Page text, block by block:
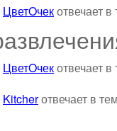
ЦветOчекотвечает в
ЦветOчекотвечает в
Kitcherотвечает в